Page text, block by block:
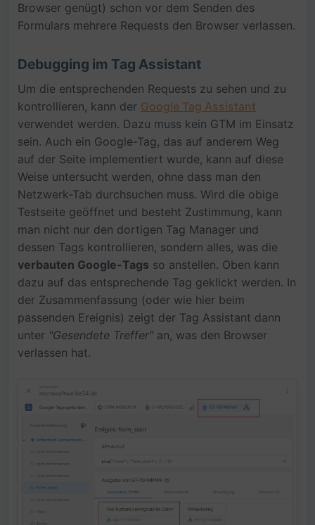
Browser genügt) schon vor dem Senden des
Formulars mehrere Requests den Browser verlassen.
Debugging im Tag Assistant
Um die entsprechenden Requests zu sehen und zu
kontrollieren, kann der Google Tag Assistant
verwendet werden. Dazu muss kein GTM im Einsatz
sein. Auch ein Google-Tag, das auf anderem Weg
auf der Seite implementiert wurde, kann auf diese
Weise untersucht werden, ohne dass man den
Netzwerk-Tab durchsuchen muss. Wird die obige
Testseite geöffnet und besteht Zustimmung, kann
man nicht nur den dortigen Tag Manager und
dessen Tags kontrollieren, sondern alles, was die
verbauten Google-Tags so anstellen. Oben kann
dazu auf das entsprechende Tag geklickt werden. In
der Zusammenfassung (oder wie hier beim
passenden Ereignis) zeigt der Tag Assistant dann
unter "Gesendete Treffer" an, was den Browser
verlassen hat.